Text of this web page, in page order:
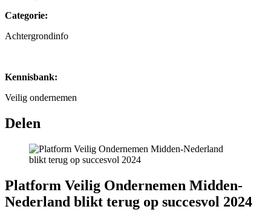
Categorie:
Achtergrondinfo
Kennisbank:
Veilig ondernemen
Delen
Platform Veilig Ondernemen Midden-
Nederland blikt terug op succesvol 2024